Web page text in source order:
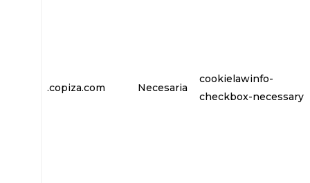
.copiza.com Necesaria
cookielawinfo-
checkbox-necessary